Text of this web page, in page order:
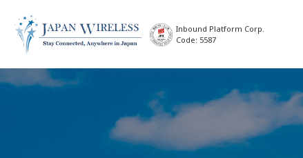
Inbound Platform Corp.
Code: 5587